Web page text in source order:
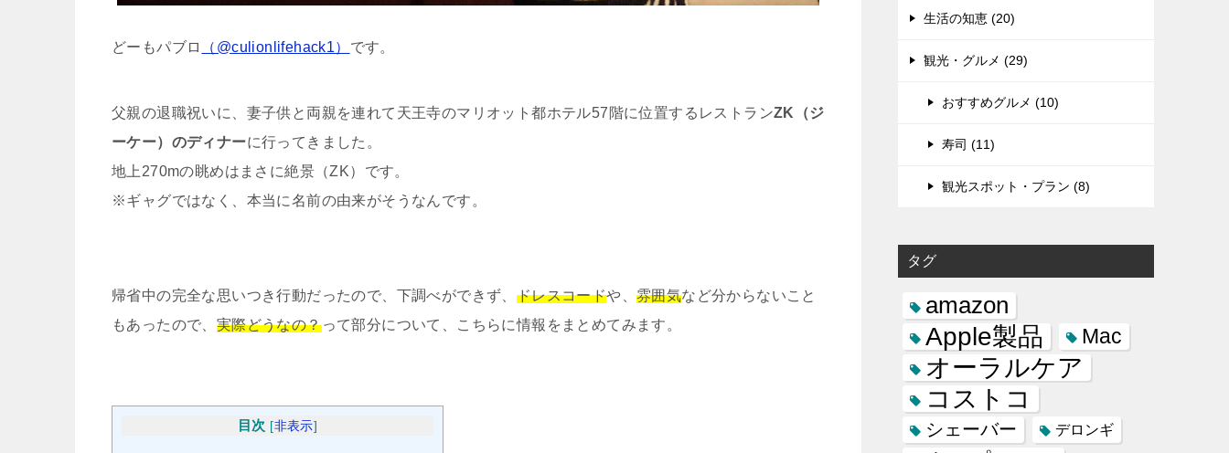
どーもパブロ （@culionlifehack1） です。
父親の退職祝いに、妻子供と両親を連れて天王寺のマリオット都ホテル57階に位置するレストランZK（ジ
ーケー）のディナーに行ってきました。
地上270mの眺めはまさに絶景（ZK）です。
※ギャグではなく、本当に名前の由来がそうなんです。
帰省中の完全な思いつき行動だったので、下調べができず、 ドレスコードや、雰囲気など分からないこと
もあったので、 実際どうなの？って部分について、こちらに情報をまとめてみます。
目次 [非表示]
生活の知恵 (20)
観光・グルメ (29)
おすすめグルメ (10)
寿司 (11)
観光スポット・プラン (8)
タグ
amazon
Apple製品 Mac
オーラルケア
コストコ
シェーバー デロンギ